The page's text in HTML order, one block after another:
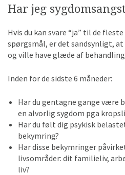
Har jeg
Hvis du kan svare “ja” til de
spørgsmål, er det sandsynligt, at
og ville have glæde af
Inden for de sidste 6 måneder:
Har du gentagne gange være
en alvorlig sygdom pga
Har du følt dig psykisk
bekymring?
Har disse bekymringer
livsområder: dit familieliv,
liv?